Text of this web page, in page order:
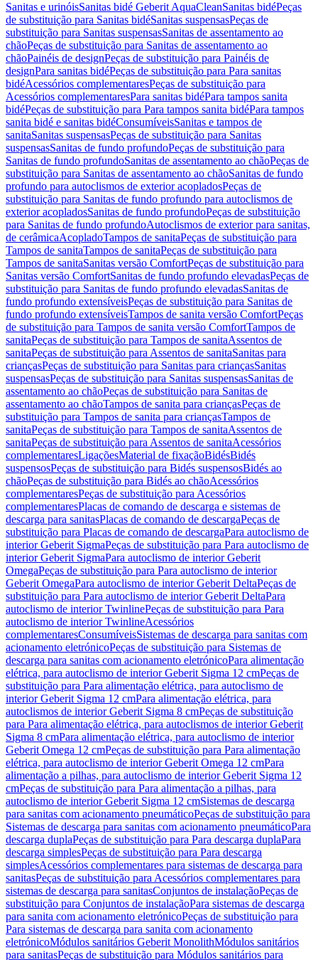
Sanitas e urinóisSanitas bidé Geberit AquaCleanSanitas bidéPeças
de substituição para Sanitas bidéSanitas suspensasPeças de
substituição para Sanitas suspensasSanitas de assentamento ao
chãoPeças de substituição para Sanitas de assentamento ao
chãoPainéis de designPeças de substituição para Painéis de
designPara sanitas bidéPeças de substituição para Para sanitas
bidéAcessórios complementaresPeças de substituição para
Acessórios complementaresPara sanitas bidéPara tampos sanita
bidéPeças de substituição para Para tampos sanita bidéPara tampos
sanita bidé e sanitas bidéConsumíveisSanitas e tampos de
sanitaSanitas suspensasPeças de substituição para Sanitas
suspensasSanitas de fundo profundoPeças de substituição para
Sanitas de fundo profundoSanitas de assentamento ao chãoPeças de
substituição para Sanitas de assentamento ao chãoSanitas de fundo
profundo para autoclismos de exterior acopladosPeças de
substituição para Sanitas de fundo profundo para autoclismos de
exterior acopladosSanitas de fundo profundoPeças de substituição
para Sanitas de fundo profundoAutoclismos de exterior para sanitas,
de cerâmicaAcopladoTampos de sanitaPeças de substituição para
Tampos de sanitaTampos de sanitaPeças de substituição para
Tampos de sanitaSanitas versão ComfortPeças de substituição para
Sanitas versão ComfortSanitas de fundo profundo elevadasPeças de
substituição para Sanitas de fundo profundo elevadasSanitas de
fundo profundo extensíveisPeças de substituição para Sanitas de
fundo profundo extensíveisTampos de sanita versão ComfortPeças
de substituição para Tampos de sanita versão ComfortTampos de
sanitaPeças de substituição para Tampos de sanitaAssentos de
sanitaPeças de substituição para Assentos de sanitaSanitas para
criançasPeças de substituição para Sanitas para criançasSanitas
suspensasPeças de substituição para Sanitas suspensasSanitas de
assentamento ao chãoPeças de substituição para Sanitas de
assentamento ao chãoTampos de sanita para criançasPeças de
substituição para Tampos de sanita para criançasTampos de
sanitaPeças de substituição para Tampos de sanitaAssentos de
sanitaPeças de substituição para Assentos de sanitaAcessórios
complementaresLigaçõesMaterial de fixaçãoBidésBidés
suspensosPeças de substituição para Bidés suspensosBidés ao
chãoPeças de substituição para Bidés ao chãoAcessórios
complementaresPeças de substituição para Acessórios
complementaresPlacas de comando de descarga e sistemas de
descarga para sanitasPlacas de comando de descargaPeças de
substituição para Placas de comando de descargaPara autoclismo de
interior Geberit SigmaPeças de substituição para Para autoclismo de
interior Geberit SigmaPara autoclismo de interior Geberit
OmegaPeças de substituição para Para autoclismo de interior
Geberit OmegaPara autoclismo de interior Geberit DeltaPeças de
substituição para Para autoclismo de interior Geberit DeltaPara
autoclismo de interior TwinlinePeças de substituição para Para
autoclismo de interior TwinlineAcessórios
complementaresConsumíveisSistemas de descarga para sanitas com
acionamento eletrónicoPeças de substituição para Sistemas de
descarga para sanitas com acionamento eletrónicoPara alimentação
elétrica, para autoclismo de interior Geberit Sigma 12 cmPeças de
substituição para Para alimentação elétrica, para autoclismo de
interior Geberit Sigma 12 cmPara alimentação elétrica, para
autoclismos de interior Geberit Sigma 8 cmPeças de substituição
para Para alimentação elétrica, para autoclismos de interior Geberit
Sigma 8 cmPara alimentação elétrica, para autoclismo de interior
Geberit Omega 12 cmPeças de substituição para Para alimentação
elétrica, para autoclismo de interior Geberit Omega 12 cmPara
alimentação a pilhas, para autoclismo de interior Geberit Sigma 12
cmPeças de substituição para Para alimentação a pilhas, para
autoclismo de interior Geberit Sigma 12 cmSistemas de descarga
para sanitas com acionamento pneumáticoPeças de substituição para
Sistemas de descarga para sanitas com acionamento pneumáticoPara
descarga duplaPeças de substituição para Para descarga duplaPara
descarga simplesPeças de substituição para Para descarga
simplesAcessórios complementares para sistemas de descarga para
sanitasPeças de substituição para Acessórios complementares para
sistemas de descarga para sanitasConjuntos de instalaçãoPeças de
substituição para Conjuntos de instalaçãoPara sistemas de descarga
para sanita com acionamento eletrónicoPeças de substituição para
Para sistemas de descarga para sanita com acionamento
eletrónicoMódulos sanitários Geberit MonolithMódulos sanitários
para sanitasPeças de substituição para Módulos sanitários para